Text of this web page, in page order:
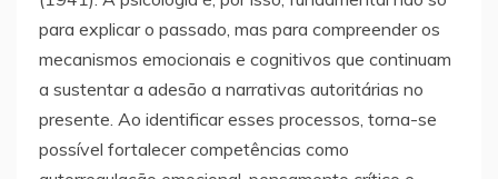
para explicar o passado, mas para compreender os
mecanismos emocionais e cognitivos que continuam
a sustentar a adesão a narrativas autoritárias no
presente. Ao identificar esses processos, torna-se
possível fortalecer competências como